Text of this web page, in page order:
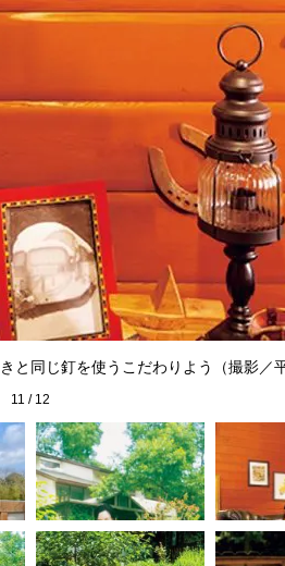
と同じ釘を使うこだわりよう（撮影／
11 / 12